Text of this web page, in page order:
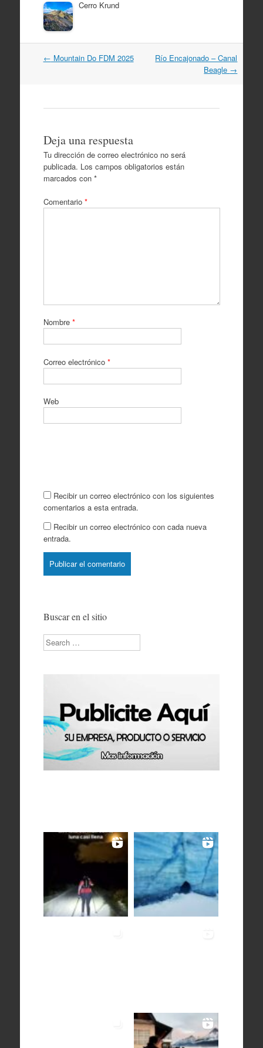
Cerro Krund
Navegación
← Mountain Do FDM 2025
Río Encajonado – Canal
Beagle →
Deja una respuesta
Tu dirección de correo electrónico no será
publicada. Los campos obligatorios están
marcados con *
Comentario *
Nombre *
Correo electrónico *
Web
Recibir un correo electrónico con los siguientes
comentarios a esta entrada.
Recibir un correo electrónico con cada nueva
entrada.
Buscar en el sitio
Search